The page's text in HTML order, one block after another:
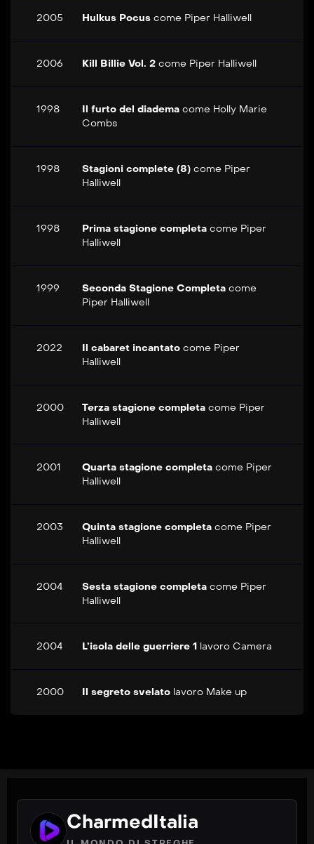
2005 Hulkus Pocus come Piper Halliwell
2006 Kill Billie Vol. 2 come Piper Halliwell
1998 Il furto del diadema come Holly Marie
Combs
1998 Stagioni complete (8) come Piper
Halliwell
1998 Prima stagione completa come Piper
Halliwell
1999 Seconda Stagione Completa come
Piper Halliwell
2022 Il cabaret incantato come Piper
Halliwell
2000 Terza stagione completa come Piper
Halliwell
2001 Quarta stagione completa come Piper
Halliwell
2003 Quinta stagione completa come Piper
Halliwell
2004 Sesta stagione completa come Piper
Halliwell
2004 L’isola delle guerriere 1 lavoro Camera
2000 Il segreto svelato lavoro Make up
CharmedItalia